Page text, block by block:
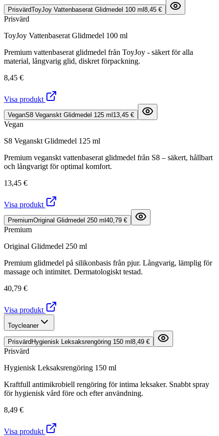
PrisvärdToyJoy Vattenbaserat Glidmedel 100 ml 8,45 €
Prisvärd
ToyJoy Vattenbaserat Glidmedel 100 ml
Premium vattenbaserat glidmedel från ToyJoy - säkert för alla
material, långvarig glid, diskret förpackning.
8,45 €
Visa produkt
VeganS8 Veganskt Glidmedel 125 ml 13,45 €
Vegan
S8 Veganskt Glidmedel 125 ml
Premium veganskt vattenbaserat glidmedel från S8 – säkert, hållbart
och långvarigt för optimal komfort.
13,45 €
Visa produkt
PremiumOriginal Glidmedel 250 ml 40,79 €
Premium
Original Glidmedel 250 ml
Premium glidmedel på silikonbasis från pjur. Långvarig, lämplig för
massage och intimitet. Dermatologiskt testad.
40,79 €
Visa produkt
Toycleaner
Prisvärd Hygienisk Leksaksrengöring 150 ml 8,49 €
Prisvärd
Hygienisk Leksaksrengöring 150 ml
Kraftfull antimikrobiell rengöring för intima leksaker. Snabbt spray
för hygienisk vård före och efter användning.
8,49 €
Visa produkt